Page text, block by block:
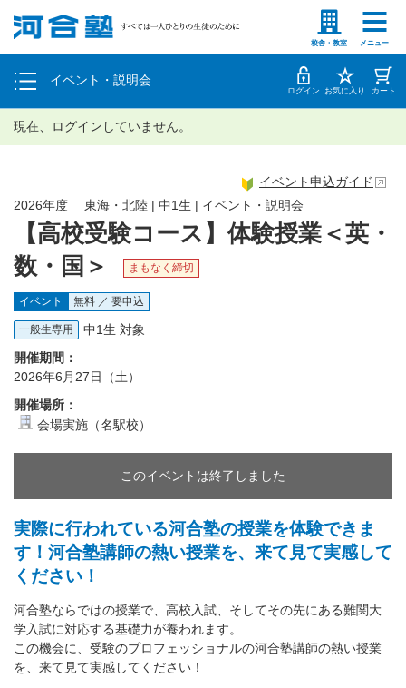
校舎・教室 メニュー
塾生の方 高等学校の先生
イベント・説明会
個別相談
体験授業 ログイン お気に入り カート
現在、ログインしていません。
【高校受験コース】体験授業＜英・
数・国＞
まもなく締切
2026年度 東海・北陸 | 中1生 | イベント・説明会
イベント申込ガイド
イベント 無料 ／ 要申込
一般生専用
中1生 対象
開催期間：
2026年6月27日（土）
開催場所：
会場実施（名駅校）
このイベントは終了しました
実際に行われている河合塾の授業を体験できま
す！河合塾講師の熱い授業を、来て見て実感して
ください！
河合塾ならではの授業で、高校入試、そしてその先にある難関大
学入試に対応する基礎力が養われます。
この機会に、受験のプロフェッショナルの河合塾講師の熱い授業
を、来て見て実感してください！